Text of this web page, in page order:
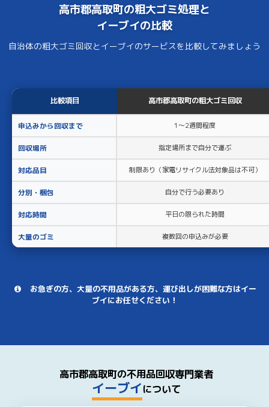
高市郡高取町の粗大ゴミ処理と
イーブイの比較
自治体の粗大ゴミ回収とイーブイのサービスを比較してみましょう
比較項目 高市郡高取町の粗大ゴミ回収
申込みから回収まで 1〜2週間程度
回収場所 指定場所まで自分で運ぶ
対応品目 制限あり（家電リサイクル法対象品は不可）
分別・梱包 自分で行う必要あり
対応時間 平日の限られた時間
大量のゴミ 複数回の申込みが必要
お急ぎの方、大量の不用品がある方、運び出しが困難な方はイー
ブイにお任せください！
高市郡高取町の不用品回収専門業者
イーブイについて